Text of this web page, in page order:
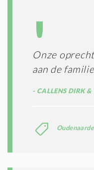
Onze
aan de familie
CALLENS DIRK
Oudenaarde